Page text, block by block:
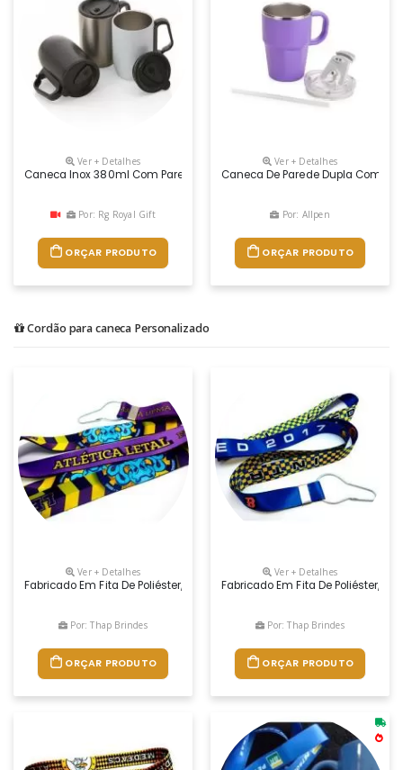
Ver + Detalhes
Caneca Inox 380ml Com Parede Dupla. Possui Tampa Plástica Com
Por: Rg Royal Gift
ORÇAR PRODUTO
Ver + Detalhes
Caneca De Parede Dupla Com
Por: Allpen
ORÇAR PRODUTO
Cordão para caneca Personalizado
Ver + Detalhes
Fabricado Em Fita De Poliéster, Acetinada, Estampado Dos 2 Lados,
Por: Thap Brindes
ORÇAR PRODUTO
Ver + Detalhes
Fabricado Em Fita De Poliéster,
Por: Thap Brindes
ORÇAR PRODUTO